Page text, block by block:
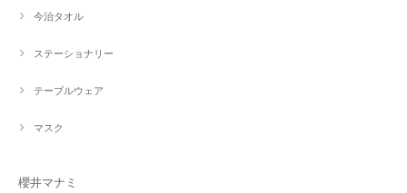
今治タオル
ステーショナリー
テーブルウェア
マスク
櫻井マナミ